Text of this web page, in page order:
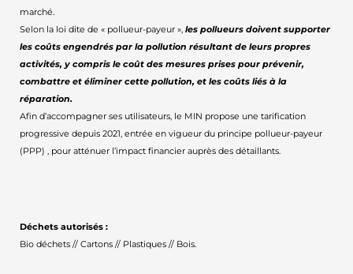
marché.
Selon la loi dite de « pollueur-payeur », les pollueurs doivent supporter
les coûts engendrés par la pollution résultant de leurs propres
activités, y compris le coût des mesures prises pour prévenir,
combattre et éliminer cette pollution, et les coûts liés à la
réparation.
Afin d’accompagner ses utilisateurs, le MIN propose une tarification
progressive depuis 2021, entrée en vigueur du principe pollueur-payeur
(PPP) , pour atténuer l’impact financier auprès des détaillants.
Déchets autorisés :
Bio déchets // Cartons // Plastiques // Bois.